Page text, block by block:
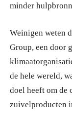
minder
Weinigen weten
Group, een door
de hele wereld,
doel heeft om de
zuivelproducten